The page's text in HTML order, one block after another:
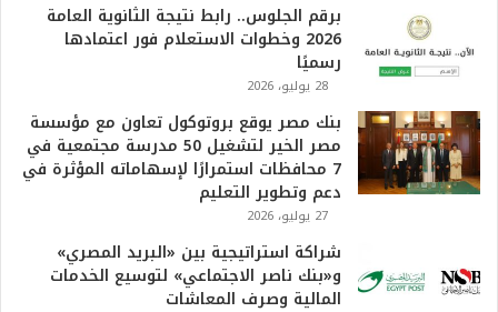
برقم الجلوس.. رابط نتيجة الثانوية العامة
2026 وخطوات الاستعلام فور اعتمادها
رسميًا
28 يوليو، 2026
بنك مصر يوقع بروتوكول تعاون مع مؤسسة
مصر الخير لتشغيل 50 مدرسة مجتمعية في
7 محافظات استمرارًا لإسهاماته المؤثرة في
دعم وتطوير التعليم
27 يوليو، 2026
شراكة استراتيجية بين «البريد المصري»
و«بنك ناصر الاجتماعي» لتوسيع الخدمات
المالية وصرف المعاشات